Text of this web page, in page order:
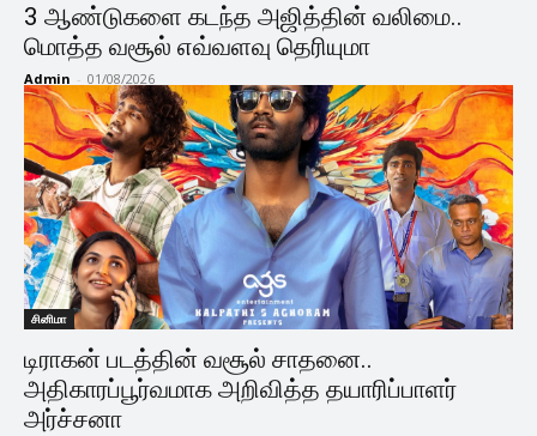
3 ஆண்டுகளை கடந்த அஜித்தின் வலிமை..
மொத்த வசூல் எவ்வளவு தெரியுமா
Admin - 01/08/2026
சினிமா
டிராகன் படத்தின் வசூல் சாதனை..
அதிகாரப்பூர்வமாக அறிவித்த தயாரிப்பாளர்
அர்ச்சனா